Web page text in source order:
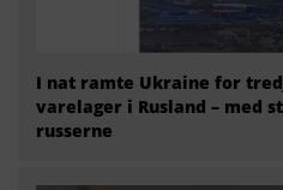
I nat ramte Ukraine for
varelager i Rusland – med
russerne